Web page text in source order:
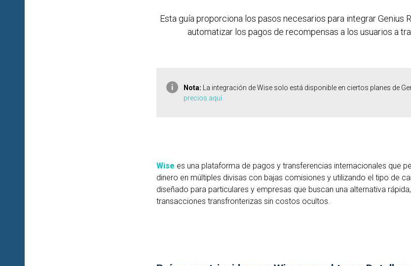
Esta guía proporciona los pasos necesarios para integrar Genius
automatizar los pagos de recompensas a los usuarios a
Nota: La integración de Wise solo está disponible en ciertos planes de
precios aquí.
Wise es una plataforma de pagos y transferencias internacionales que
dinero en múltiples divisas con bajas comisiones y utilizando el tipo de
diseñado para particulares y empresas que buscan una alternativa
transacciones transfronterizas sin costos ocultos.